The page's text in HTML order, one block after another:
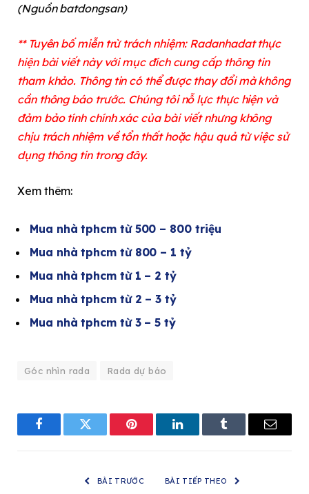
(Nguồn batdongsan)
** Tuyên bố miễn trừ trách nhiệm: Radanhadat thực
hiện bài viết này với mục đích cung cấp thông tin
tham khảo. Thông tin có thể được thay đổi mà không
cần thông báo trước. Chúng tôi nỗ lực thực hiện và
đảm bảo tính chính xác của bài viết nhưng không
chịu trách nhiệm về tổn thất hoặc hậu quả từ việc sử
dụng thông tin trong đây.
Xem thêm:
Mua nhà tphcm từ 500 – 800 triệu
Mua nhà tphcm từ 800 – 1 tỷ
Mua nhà tphcm từ 1 – 2 tỷ
Mua nhà tphcm từ 2 – 3 tỷ
Mua nhà tphcm từ 3 – 5 tỷ
Góc nhìn rada Rada dự báo
FacebookTwitter Pinterest LinkedInTumblr Email
BÀI TRƯỚC BÀI TIẾP THEO